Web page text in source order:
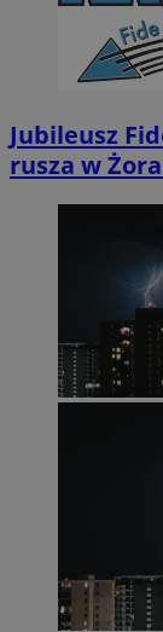
Jubileusz
rusza w